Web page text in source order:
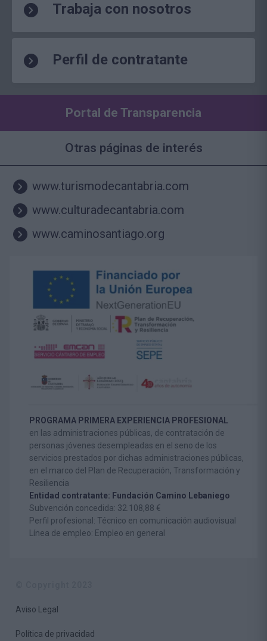
Trabaja con nosotros
Perfil de contratante
Portal de Transparencia
Otras páginas de interés
www.turismodecantabria.com
www.culturadecantabria.com
www.caminosantiago.org
PROGRAMA PRIMERA EXPERIENCIA PROFESIONAL
en las administraciones públicas, de contratación de
personas jóvenes desempleadas en el seno de los
servicios prestados por dichas administraciones públicas,
en el marco del Plan de Recuperación, Transformación y
Resiliencia
Entidad contratante: Fundación Camino Lebaniego
Subvención concedida: 32.108,88 €
Perfil profesional: Técnico en comunicación audiovisual
Línea de empleo: Empleo en general
Aviso Legal
Política de privacidad